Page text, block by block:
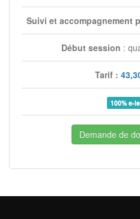
Suivi et accompagnement
Début session :
Tarif :
100% e-
Demande de